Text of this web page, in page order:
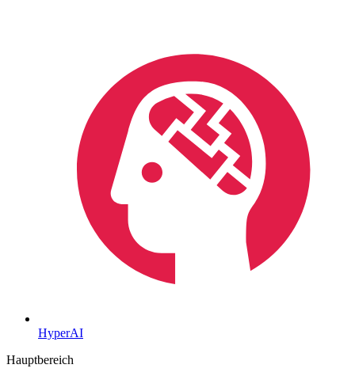
HyperAI
Hauptbereich